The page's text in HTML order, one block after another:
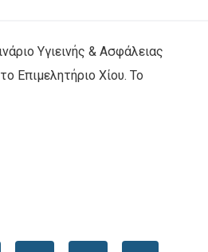
Υγιεινής & Ασφάλειας
Επιμελητήριο Χίου. Το